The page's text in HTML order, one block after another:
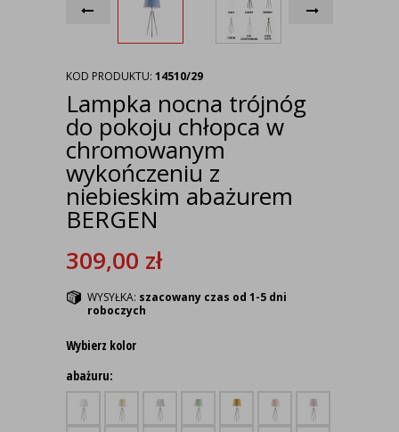
KOD PRODUKTU: 14510/29
Lampka nocna trójnóg
do pokoju chłopca w
chromowanym
wykończeniu z
niebieskim abażurem
BERGEN
309,00 zł
WYSYŁKA: szacowany czas od 1-5 dni
roboczych
Wybierz kolor
abażuru: